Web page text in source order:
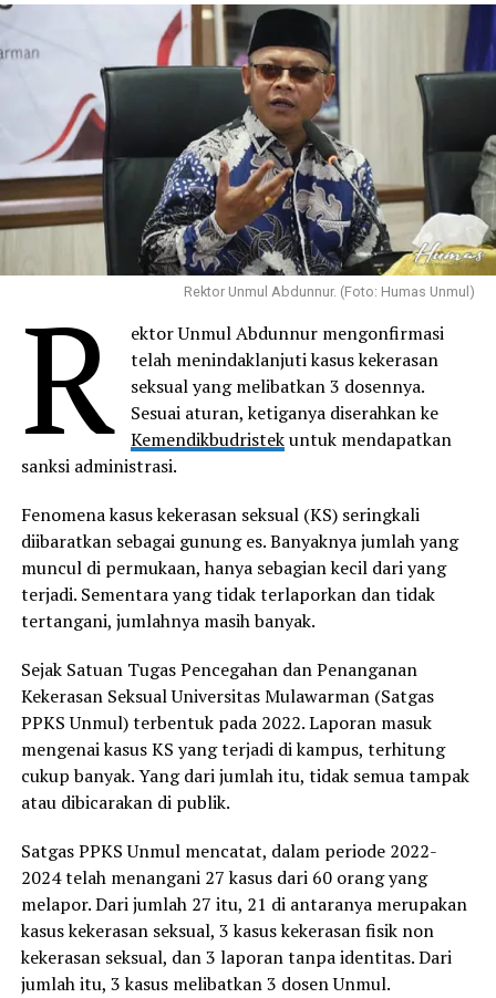
Rektor Unmul Abdunnur. (Foto: Humas Unmul)
R
ektor Unmul Abdunnur mengonfirmasi
telah menindaklanjuti kasus kekerasan
seksual yang melibatkan 3 dosennya.
Sesuai aturan, ketiganya diserahkan ke
Kemendikbudristekuntuk mendapatkan
sanksi administrasi.
Fenomena kasus kekerasan seksual (KS) seringkali
diibaratkan sebagai gunung es. Banyaknya jumlah yang
muncul di permukaan, hanya sebagian kecil dari yang
terjadi. Sementara yang tidak terlaporkan dan tidak
tertangani, jumlahnya masih banyak.
Sejak Satuan Tugas Pencegahan dan Penanganan
Kekerasan Seksual Universitas Mulawarman (Satgas
PPKS Unmul) terbentuk pada 2022. Laporan masuk
mengenai kasus KS yang terjadi di kampus, terhitung
cukup banyak. Yang dari jumlah itu, tidak semua tampak
atau dibicarakan di publik.
Satgas PPKS Unmul mencatat, dalam periode 2022-
2024 telah menangani 27 kasus dari 60 orang yang
melapor. Dari jumlah 27 itu, 21 di antaranya merupakan
kasus kekerasan seksual, 3 kasus kekerasan fisik non
kekerasan seksual, dan 3 laporan tanpa identitas. Dari
jumlah itu, 3 kasus melibatkan 3 dosen Unmul.